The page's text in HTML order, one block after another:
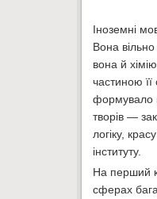
Іноземні
Вона
вона й
частиною
формувало
творів —
логіку,
інституту.
На перший
сферах